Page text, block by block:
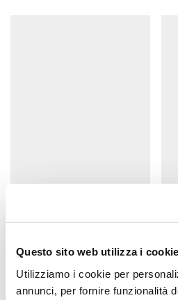
Questo sito web utilizza i cookie
Utilizziamo i cookie per
annunci, per fornire funzionalità
hook